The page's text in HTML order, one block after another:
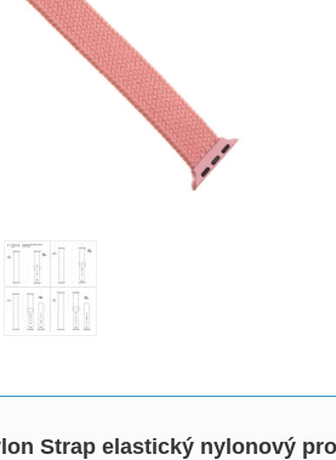
Strap elastický nylonový